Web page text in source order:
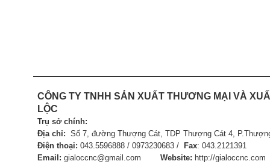
CÔNG TY TNHH SẢN XUẤT THƯƠNG MẠI VÀ
LỘC
Trụ sở chính:
Địa chỉ: Số 7, đường Thượng Cát, TDP Thượng Cát 4,
Điện thoại: 043.5596888 / 0973230683 / Fax:
Email: gialoccnc@gmail.com Website: http://gialoccnc.com